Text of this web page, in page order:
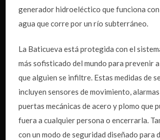
generador hidroeléctico que funciona con
agua que corre por un río subterráneo.
La Baticueva está protegida con el
más sofisticado del mundo para prevenir
que alguien se infiltre. Estas medidas de
incluyen sensores de movimiento,
puertas mecánicas de acero y plomo que
fuera a cualquier persona o encerrarla.
con un modo de seguridad diseñado para